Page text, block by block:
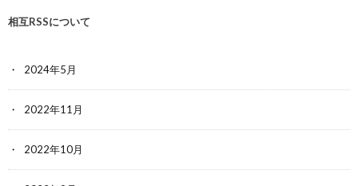
相互RSSについて
2024年5月
2022年11月
2022年10月